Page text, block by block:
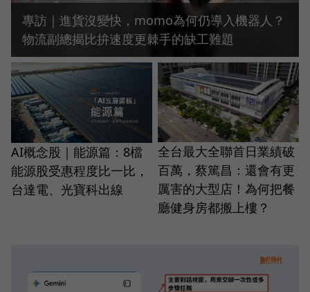
專訪｜進貨沒變快，momo為何仍導入機器人？
物流副總揭比拚速度更棘手的缺工難題
AI概念股｜能源篇：8檔
能源股受惠程度比一比，
台達電、光寶科出線
全台最大全聯首日業績破
百萬，蔡篤昌：還會有更
厲害的大型店！為何把餐
廳健身房都搬上樓？